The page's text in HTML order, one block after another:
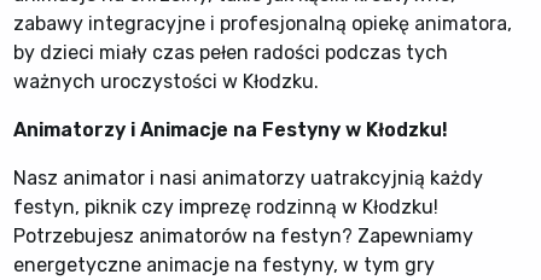
zabawy integracyjne i profesjonalną opiekę animatora,
by dzieci miały czas pełen radości podczas tych
ważnych uroczystości w Kłodzku.
Animatorzy i Animacje na Festyny w Kłodzku!
Nasz animator i nasi animatorzy uatrakcyjnią każdy
festyn, piknik czy imprezę rodzinną w Kłodzku!
Potrzebujesz animatorów na festyn? Zapewniamy
energetyczne animacje na festyny, w tym gry